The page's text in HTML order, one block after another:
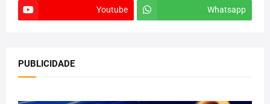
Youtube Whatsapp
PUBLICIDADE